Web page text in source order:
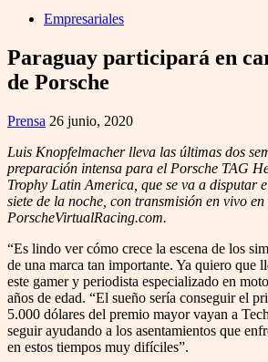
Empresariales
Paraguay participará en
de Porsche
Prensa 26 junio, 2020
Luis Knopfelmacher lleva las últimas dos
preparación intensa para el Porsche TAG
Trophy Latin America, que se va a disputar
siete de la noche, con transmisión en vivo
PorscheVirtualRacing.com.
“Es lindo ver cómo crece la escena de los
de una marca tan importante. Ya quiero que
este gamer y periodista especializado en
años de edad. “El sueño sería conseguir el
5.000 dólares del premio mayor vayan a
seguir ayudando a los asentamientos que
en estos tiempos muy difíciles”.